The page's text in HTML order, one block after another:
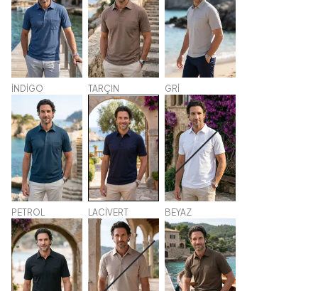
İNDİGO TARÇIN GRİ
PETROL LACİVERT BEYAZ